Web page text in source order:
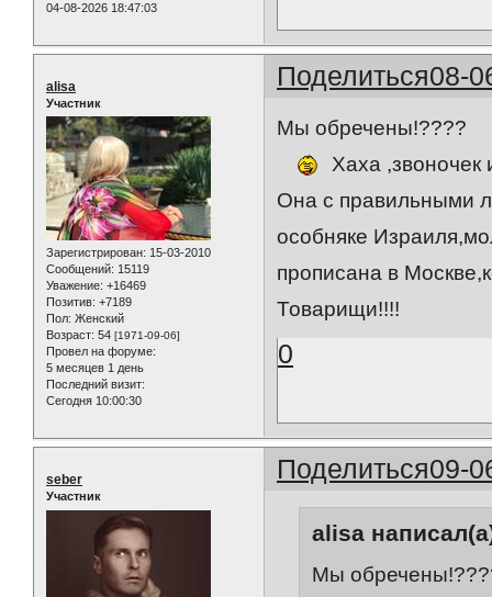
04-08-2026 18:47:03
Поделиться08-
alisa
Участник
Зарегистрирован: 15-03-2010
Сообщений: 15119
Уважение: +16469
Позитив: +7189
Пол: Женский
Возраст: 54 [1971-09-06]
Провел на форуме:
5 месяцев 1 день
Последний визит:
Сегодня 10:00:30
Мы обречены!????
Хаха
Она с правильными
особняке
прописана в
Товарищи!!!!
0
Поделиться09-
seber
Участник
alisa
Мы